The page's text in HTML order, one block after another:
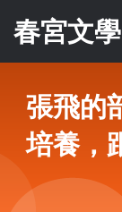
春宮文學
張飛的
培養，